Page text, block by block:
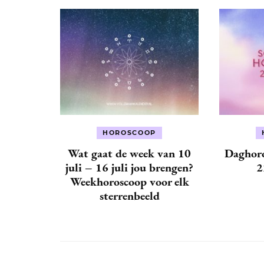
HOROSCOOP
Wat gaat de week van 10
juli – 16 juli jou brengen?
Weekhoroscoop voor elk
sterrenbeeld